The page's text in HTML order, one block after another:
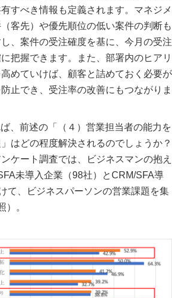
すべき情報も定義されます。マネジメ
客先）や優先順位の低い案件の判断も
、案件の受注確度を基に、今月の受注
把握できます。また、部署内のヒアリ
めていけば、顧客と詰めておく必要が
止でき、受注率の改善にもつながりま
、前述の「（４）営業担当者の能力を
はどの程度解決されるのでしょうか？
ケート調査では、ビジネスマンの抱え
未導入企業（98社）とCRM/SFA導
て、ビジネスパーソンの営業課題を集
）。